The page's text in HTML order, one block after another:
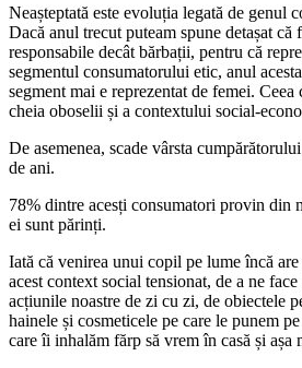
Neașteptată este evoluția legată de genul
Dacă anul trecut puteam spune detașat că
responsabile decât bărbații, pentru că
segmentul consumatorului etic, anul
segment mai e reprezentat de femei. Ceea
cheia oboselii și a contextului social-
De asemenea, scade vârsta
de ani.
78% dintre acesți consumatori provin din
ei sunt părinți.
Iată că venirea unui copil pe lume încă
acest context social tensionat, de a ne
acțiunile noastre de zi cu zi, de obiectele
hainele și cosmeticele pe care le punem
care îi inhalăm fărp să vrem în casă și așa